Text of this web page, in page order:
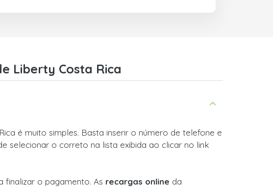
Nas
Liberty Costa Rica
é muito simples. Basta inserir o número de telefone e
selecionar o correto na lista exibida ao clicar no link
finalizar o pagamento. As recargas online da